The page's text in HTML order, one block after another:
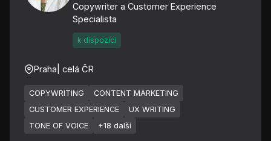
Copywriter a Customer Experience
Specialista
k dispozici
Praha | celá ČR
COPYWRITING
CONTENT MARKETING
CUSTOMER EXPERIENCE
UX WRITING
TONE OF VOICE
+18 další